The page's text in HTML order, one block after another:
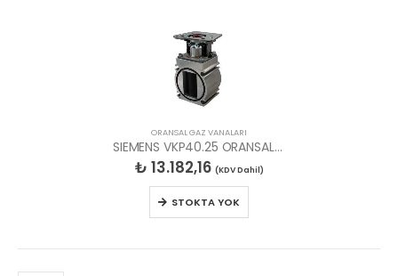
ORANSAL GAZ VANALARI
SIEMENS VKP40.25 ORANSAL GAZ AYAR VANASI
₺ 13.182,16(KDV Dahil)
STOKTA YOK